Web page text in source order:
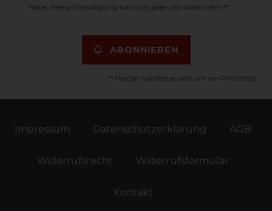
habe. Meine Einwilligung kann ich jederzeit widerrufen.**
ABONNIEREN
** Hierbei handelt es sich um ein Pflichtfeld.
Impressum Daten­schutz­erklärung AGB
Widerrufs­recht Widerrufs­formular
Kontakt